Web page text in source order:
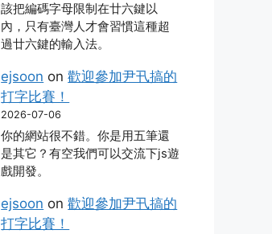
該把編碼字母限制在廿六鍵以
內，只有臺灣人才會習慣這種超
過廿六鍵的輸入法。
ejsoon on歡迎參加尹卂搞的
打字比賽！
2026-07-06
你的網站很不錯。你是用五筆還
是其它？有空我們可以交流下js遊
戲開發。
ejsoon on歡迎參加尹卂搞的
打字比賽！